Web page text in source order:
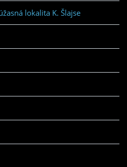
lokalita K. Šlajse